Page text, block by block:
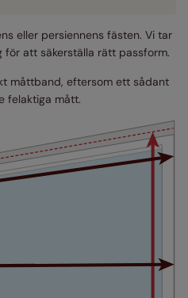
eller persiennens fästen. Vi tar
att säkerställa rätt passform.
måttband, eftersom ett sådant
felaktiga mått.